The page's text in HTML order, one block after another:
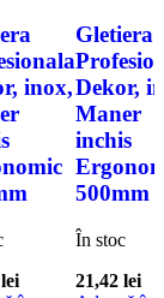
inox,
lei
Gletiera
Dekor,
Maner
inchis
500mm
În stoc
21,42 lei